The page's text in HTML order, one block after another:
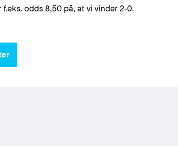
odds 8,50 på, at vi vinder 2-0.